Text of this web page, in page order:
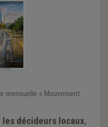
mensuelle « Mouvement
décideurs locaux,